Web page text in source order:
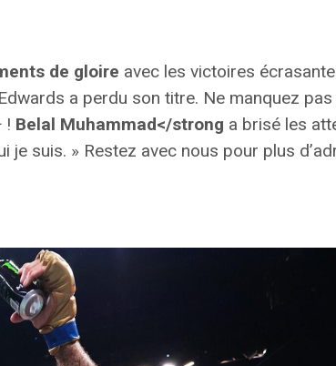
de gloire avec les victoires
a perdu son titre. Ne manquez
! Belal Muhammad</strong a brisé les
suis. » Restez avec nous pour plus